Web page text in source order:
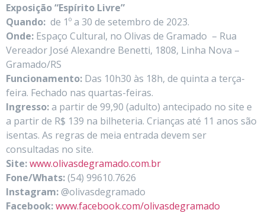
Exposição “Espírito Livre”
Quando: de 1º a 30 de setembro de 2023.
Onde: Espaço Cultural, no Olivas de Gramado – Rua
Vereador José Alexandre Benetti, 1808, Linha Nova –
Gramado/RS
Funcionamento: Das 10h30 às 18h, de quinta a terça-
feira. Fechado nas quartas-feiras.
Ingresso:a partir de 99,90 (adulto) antecipado no site e
a partir de R$ 139 na bilheteria. Crianças até 11 anos são
isentas. As regras de meia entrada devem ser
consultadas no site.
Site:www.olivasdegramado.com.br
Fone/Whats:(54) 99610.7626
Instagram:@olivasdegramado
Facebook:www.facebook.com/olivasdegramado